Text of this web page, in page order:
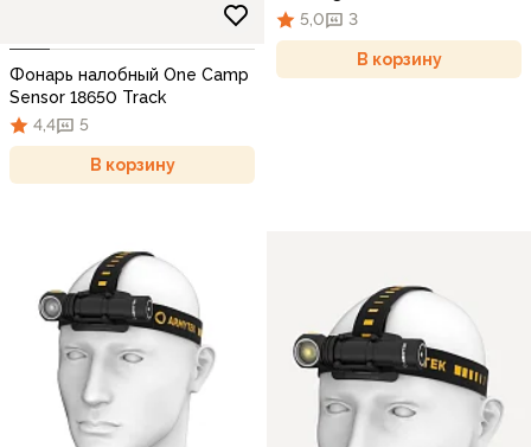
Фонарь налобный One Camp
Sensor 18650 Track
4,4
5
В корзину
5,0
3
В корзину